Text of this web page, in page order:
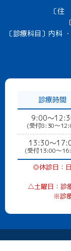
〔
〔診療科目〕内科
診療時間
9:00～
(受付8:30〜
13:30～
(受付13:00〜
◎休診日：
△土曜日：診
※診